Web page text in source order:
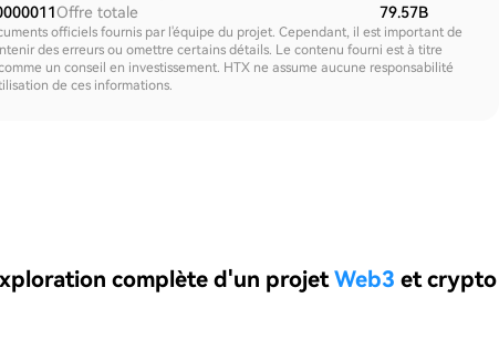
Offre totale
79.57B
officiels fournis par l'équipe du projet. Cependant, il est important de
des erreurs ou omettre certains détails. Le contenu fourni est à titre
un conseil en investissement. HTX ne assume aucune responsabilité
de ces informations.
complète d'un projetWeb3 et crypto